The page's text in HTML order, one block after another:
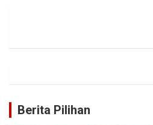
Berita Pilihan